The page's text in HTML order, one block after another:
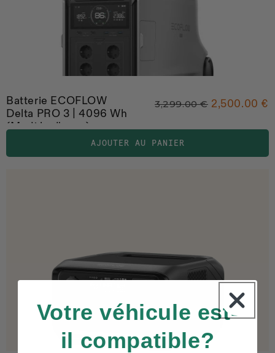
Batterie ECOFLOW
Delta PRO 3 | 4096 Wh
(Modèle d'expo)
3,299.00 € 2,500.00 €
AJOUTER AU PANIER
Votre véhicule est-
il compatible?